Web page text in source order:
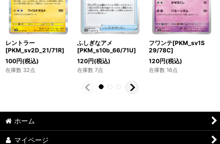
レントラー
[PKM_sv2D_21/71R]
100円(税込)
在庫数 32点
ふしぎなアメ
[PKM_s10b_66/71U]
120円(税込)
在庫数 7点
フワンテ[PKM_sv1S
29/78C]
120円(税込)
在庫数 16点
ホーム
マイページ